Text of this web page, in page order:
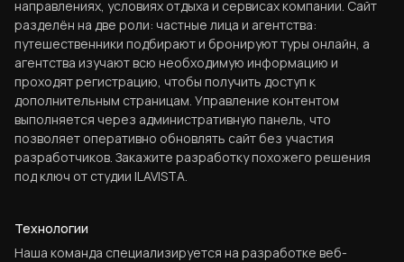
направлениях, условиях отдыха и сервисах компании. Сайт
разделён на две роли: частные лица и агентства:
путешественники подбирают и бронируют туры онлайн, а
агентства изучают всю необходимую информацию и
проходят регистрацию, чтобы получить доступ к
дополнительным страницам. Управление контентом
выполняется через административную панель, что
позволяет оперативно обновлять сайт без участия
разработчиков. Закажите разработку похожего решения
под ключ от студии ILAVISTA.
Технологии
Наша команда специализируется на разработке веб-